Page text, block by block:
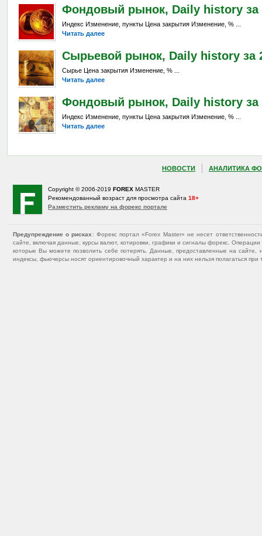
Фондовый рынок, Daily history за
Индекс Изменение, пункты Цена закрытия Изменение, % ...
Читать далее
Сырьевой рынок, Daily history за
Сырье Цена закрытия Изменение, % ...
Читать далее
Фондовый рынок, Daily history за
Индекс Изменение, пункты Цена закрытия Изменение, % ...
Читать далее
НОВОСТИ АНАЛИТИКА
Copyright © 2006-2019 FOREX MASTER
Рекомендованный возраст для просмотра сайта 18+
Разместить рекламу на форекс портале
Предупреждение о рисках : Форекс портал «Forex Master» не несет
сайте, включая данные, курсы валют, котировки, графики и сигналы форекс.
которые Вы можете позволить себе потерять. Данные, предоставленные на
индексы, фьючерсы носят ориентировочный характер и на них нельзя полагаться при